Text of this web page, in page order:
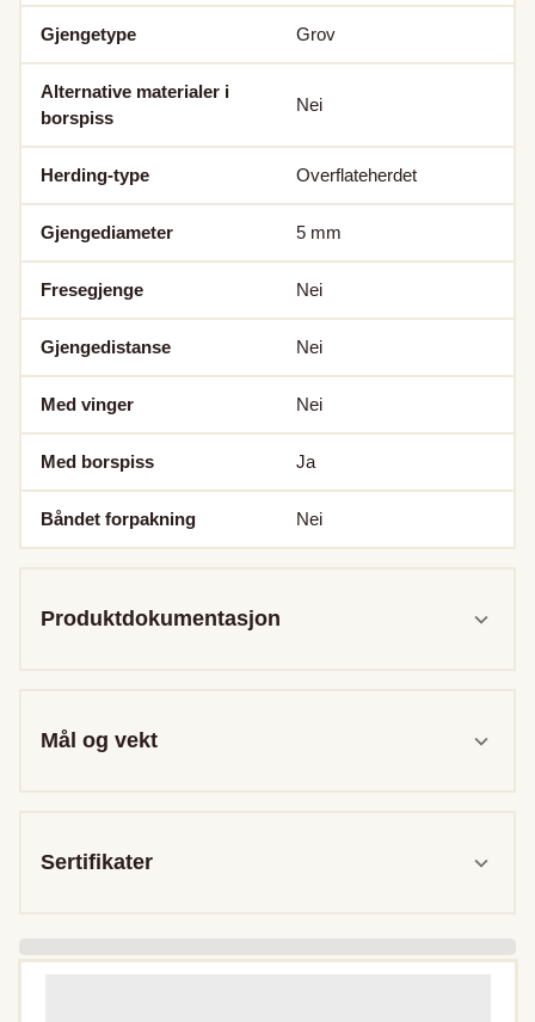
Gjengetype Grov
Alternative materialer i
borspiss
Nei
Herding-type Overflateherdet
Gjengediameter 5 mm
Fresegjenge Nei
Gjengedistanse Nei
Med vinger Nei
Med borspiss Ja
Båndet forpakning Nei
Produktdokumentasjon
Mål og vekt
Sertifikater